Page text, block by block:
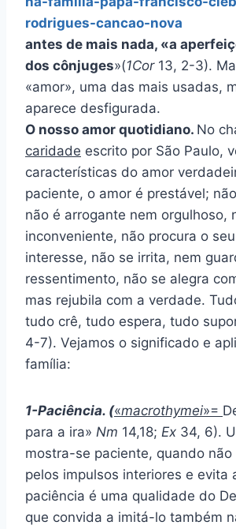
antes de mais nada, «a
dos cônjuges»(1Cor 13, 2-3).
«amor», uma das mais usadas,
aparece desfigurada.
O nosso amor quotidiano. No
caridade escrito por São Paulo,
características do amor
paciente, o amor é prestável;
não é arrogante nem orgulhoso,
inconveniente, não procura o
interesse, não se irrita, nem
ressentimento, não se alegra
mas rejubila com a verdade.
tudo crê, tudo espera, tudo
4-7). Vejamos o significado e
família:
1-Paciência. («macrothymei»=
para a ira» Nm 14,18; Ex 34, 6).
mostra-se paciente, quando
pelos impulsos interiores e evita
paciência é uma qualidade do
que convida a imitá-lo também